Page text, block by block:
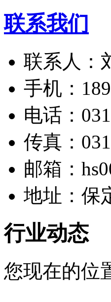
联系我们
联系人：
手机：
电话：
传真：
邮箱：
地址：保
行业动态
您现在的位